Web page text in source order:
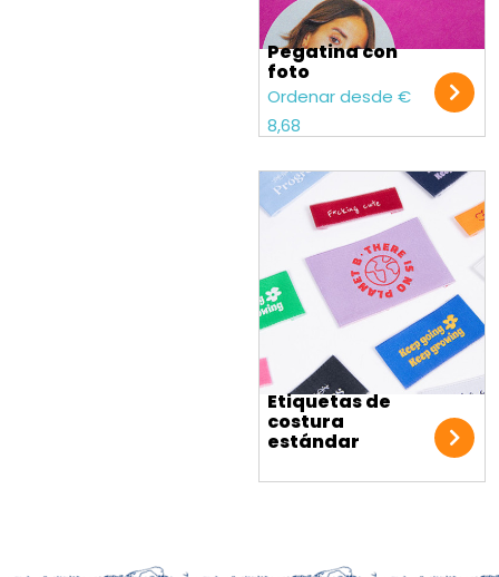
Pegatina con
foto
Ordenar desde €
8,68
Etiquetas de
costura
estándar